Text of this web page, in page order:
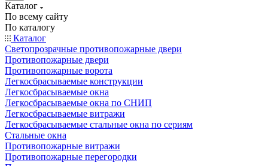
Каталог
По всему сайту
По каталогу
Каталог
Светопрозрачные противопожарные двери
Противопожарные двери
Противопожарные ворота
Легкосбрасываемые конструкции
Легкосбрасываемые окна
Легкосбрасываемые окна по СНИП
Легкосбрасываемые витражи
Легкосбрасываемые стальные окна по сериям
Стальные окна
Противопожарные витражи
Противопожарные перегородки